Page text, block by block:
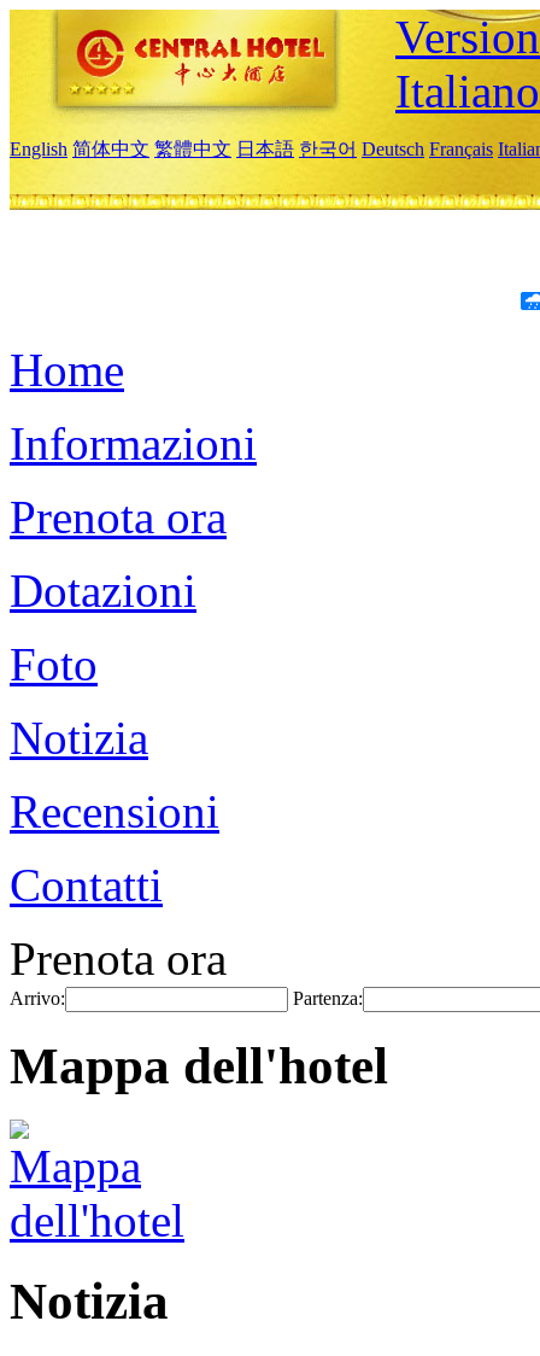
Italiano
English 简体中文 繁體中文 日本語 한국어 Deutsch Français
Home
Informazioni
Prenota ora
Dotazioni
Foto
Notizia
Recensioni
Contatti
Prenota ora
Arrivo: Partenza:
Mappa dell'hotel
Notizia